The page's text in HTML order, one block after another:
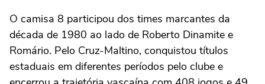
O camisa 8 participou dos times marcantes da
década de 1980 ao lado de Roberto Dinamite e
Romário. Pelo Cruz-Maltino, conquistou títulos
estaduais em diferentes períodos pelo clube e